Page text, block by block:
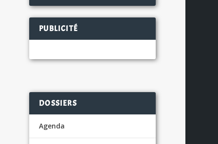
PUBLICITÉ
DOSSIERS
Agenda